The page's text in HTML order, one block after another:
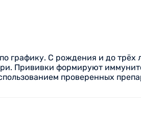
ситуации
графику. С рождения и до трёх
Прививки формируют
проверенных